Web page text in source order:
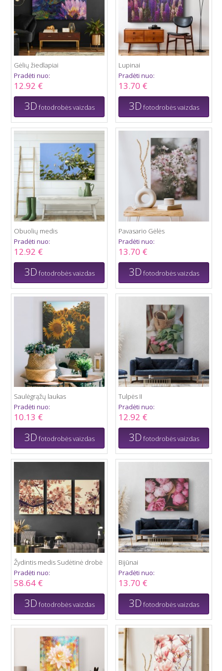
Gėlių žiedlapiai
Pradėti nuo:
12.92 €
3D fotodrobės vaizdas
Lupinai
Pradėti nuo:
13.70 €
3D fotodrobės vaizdas
Obuolių medis
Pradėti nuo:
12.92 €
3D fotodrobės vaizdas
Pavasario Gėlės
Pradėti nuo:
13.70 €
3D fotodrobės vaizdas
Saulėgrąžų laukas
Pradėti nuo:
10.13 €
3D fotodrobės vaizdas
Tulpės II
Pradėti nuo:
12.92 €
3D fotodrobės vaizdas
Žydintis medis Sudėtinė drobė
Pradėti nuo:
58.64 €
3D fotodrobės vaizdas
Bijūnai
Pradėti nuo:
13.70 €
3D fotodrobės vaizdas